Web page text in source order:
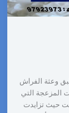
وعثة الفراش
المزعجة التي
حيث تزايدت